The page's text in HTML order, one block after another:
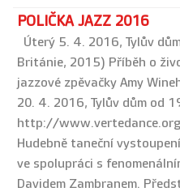
POLIČKA JAZZ 2016
Úterý 5. 4. 2016, Tylův
Británie, 2015) Příběh o
jazzové zpěvačky Amy
20. 4. 2016, Tylův dům od
http://
Hudebně taneční
ve spolupráci s
Davidem Zambranem.